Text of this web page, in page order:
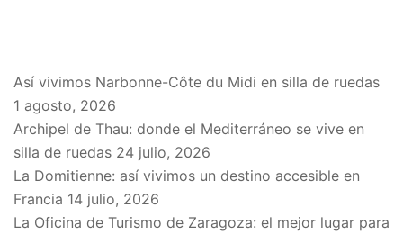
Así vivimos Narbonne-Côte du Midi en silla de ruedas
1 agosto, 2026
Archipel de Thau: donde el Mediterráneo se vive en
silla de ruedas 24 julio, 2026
La Domitienne: así vivimos un destino accesible en
Francia 14 julio, 2026
La Oficina de Turismo de Zaragoza: el mejor lugar para